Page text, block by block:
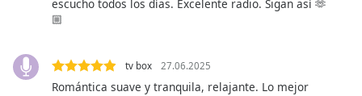
Background
Opacity
escucho todos los días. Excelente radio. Sigan así 🫶
🏼
tv box 27.06.2025
Romántica suave y tranquila, relajante. Lo mejor